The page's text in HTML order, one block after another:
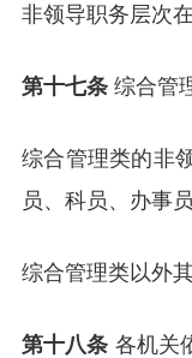
非领导职务层次
第十七条综合管
综合管理类的非
员、科员、办事员
综合管理类以外
第十八条 各机关